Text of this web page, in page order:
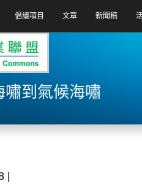
倡議項目 文章 新聞稿
嘯到氣候海嘯
|